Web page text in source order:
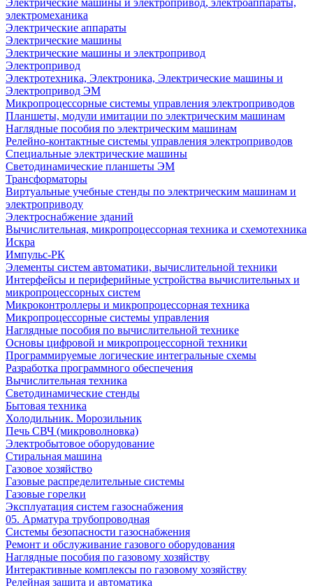
Электрические машины и электропривод, электроаппараты,
электромеханика
Электрические аппараты
Электрические машины
Электрические машины и электропривод
Электропривод
Электротехника, Электроника, Электрические машины и
Электропривод ЭМ
Микропроцессорные системы управления электроприводов
Планшеты, модули имитации по электрическим машинам
Наглядные пособия по электрическим машинам
Релейно-контактные системы управления электроприводов
Специальные электрические машины
Светодинамические планшеты ЭМ
Трансформаторы
Виртуальные учебные стенды по электрическим машинам и
электроприводу
Электроснабжение зданий
Вычислительная, микропроцессорная техника и схемотехника
Искра
Импульс-РК
Элементы систем автоматики, вычислительной техники
Интерфейсы и периферийные устройства вычислительных и
микропроцессорных систем
Микроконтроллеры и микропроцессорная техника
Микропроцессорные системы управления
Наглядные пособия по вычислительной технике
Основы цифровой и микропроцессорной техники
Программируемые логические интегральные схемы
Разработка программного обеспечения
Вычислительная техника
Светодинамические стенды
Бытовая техника
Холодильник. Морозильник
Печь СВЧ (микроволновка)
Электробытовое оборудование
Стиральная машина
Газовое хозяйство
Газовые распределительные системы
Газовые горелки
Эксплуатация систем газоснабжения
05. Арматура трубопроводная
Системы безопасности газоснабжения
Ремонт и обслуживание газового оборудования
Наглядные пособия по газовому хозяйству
Интерактивные комплексы по газовому хозяйству
Релейная защита и автоматика